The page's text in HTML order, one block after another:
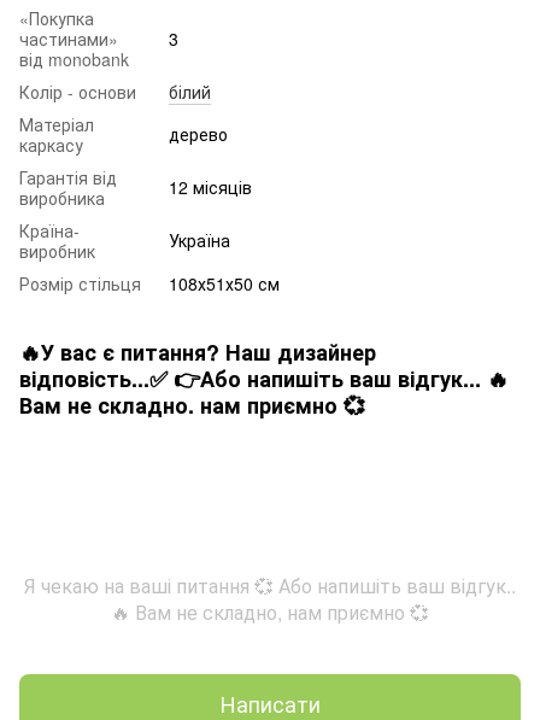
«Покупка
частинами»
від monobank
3
Колір - основи
білий
Матеріал
каркасу
дерево
Гарантія від
виробника
12 місяців
Країна-
виробник
Україна
Розмір стільця
108х51х50 см
🔥У вас є питання? Наш дизайнер
відповість...✅ 👉Або напишіть ваш відгук... 🔥
Вам не складно. нам приємно 💞
Я чекаю на ваші питання 💞 Або напишіть ваш відгук..
🔥 Вам не складно, нам приємно 💞
Написати